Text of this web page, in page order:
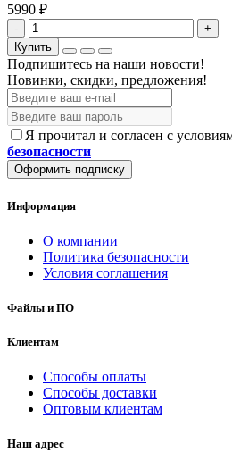
5990 ₽
-
+
Купить
Подпишитесь на наши новости!
Новинки, скидки, предложения!
Я прочитал и согласен с
безопасности
Оформить подписку
Информация
О компании
Политика безопасности
Условия соглашения
Файлы и ПО
Клиентам
Способы оплаты
Способы доставки
Оптовым клиентам
Наш адрес